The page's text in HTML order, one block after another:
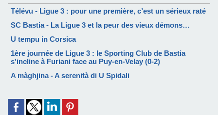
Télévu - Ligue 3 : pour une première, c’est un sérieux raté
SC Bastia - La Ligue 3 et la peur des vieux démons…
U tempu in Corsica
1ère journée de Ligue 3 : le Sporting Club de Bastia
s'incline à Furiani face au Puy-en-Velay (0-2)
A màghjina - A serenità di U Spidali